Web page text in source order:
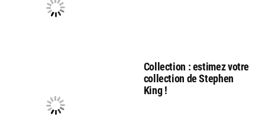
Collection : estimez votre
collection de Stephen
King !